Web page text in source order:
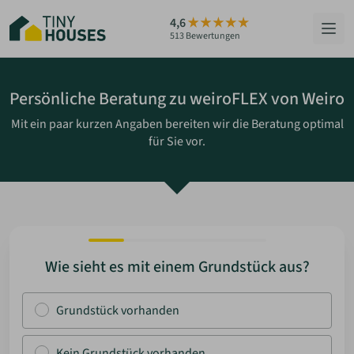
Hauptinhalt
springen
4,6
513 Bewertungen
HÄUSER
BERATUNG
ZUM HAUS-FINDER
Persönliche Beratung zu weiroFLEX von Weiro
Mit ein paar kurzen Angaben bereiten wir die Beratung optimal
für Sie vor.
Wie sieht es mit einem Grundstück aus?
Grundstück vorhanden